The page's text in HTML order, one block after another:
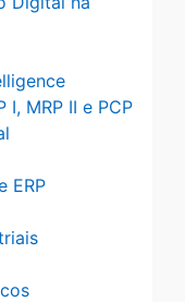
I, MRP II e PCP
ERP